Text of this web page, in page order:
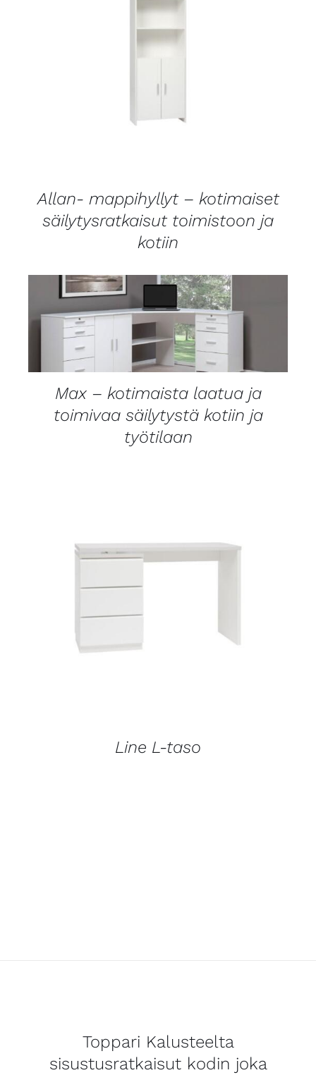
Allan- mappihyllyt – kotimaiset
säilytysratkaisut toimistoon ja
kotiin
LISÄTIEDOT
Max – kotimaista laatua ja
toimivaa säilytystä kotiin ja
työtilaan
Line L-taso
Toppari Kalusteelta
sisustusratkaisut kodin joka